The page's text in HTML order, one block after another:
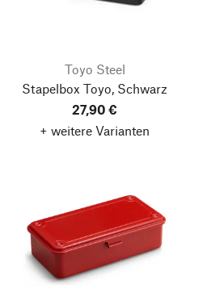
Toyo Steel
Stapelbox Toyo, Schwarz
27,90 €
+ weitere Varianten